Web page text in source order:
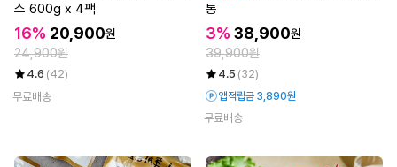
스 600g x 4팩
16% 20,900원
24,900원
4.6 (42)
무료배송
통
3% 38,900원
39,900원
4.5 (32)
앱적립금 3,890원
무료배송